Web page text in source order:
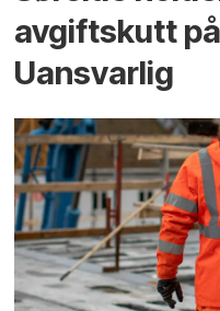
avgiftskutt
Uansvarlig